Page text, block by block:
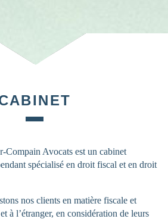
Compain Avocats est un cabinet
spécialisé en droit fiscal et en droit
nos clients en matière fiscale et
à l’étranger, en considération de leurs